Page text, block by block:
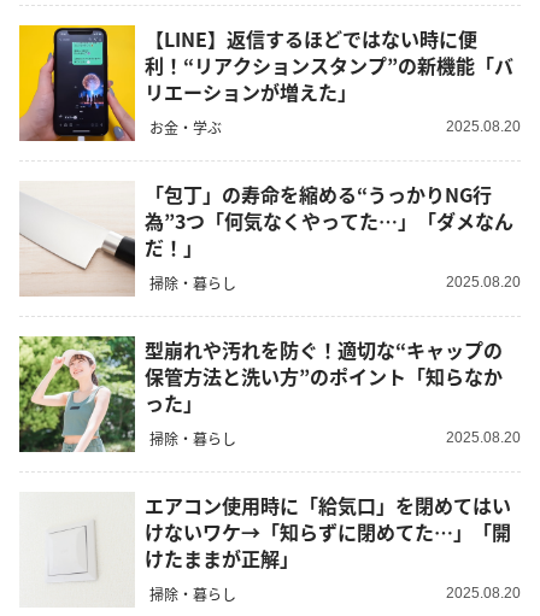
【LINE】返信するほどではない時に便
利！“リアクションスタンプ”の新機能「バ
リエーションが増えた」
お金・学ぶ 2025.08.20
「包丁」の寿命を縮める“うっかりNG行
為”3つ「何気なくやってた…」「ダメなん
だ！」
掃除・暮らし 2025.08.20
型崩れや汚れを防ぐ！適切な“キャップの
保管方法と洗い方”のポイント「知らなか
った」
掃除・暮らし 2025.08.20
エアコン使用時に「給気口」を閉めてはい
けないワケ→「知らずに閉めてた…」「開
けたままが正解」
掃除・暮らし 2025.08.20